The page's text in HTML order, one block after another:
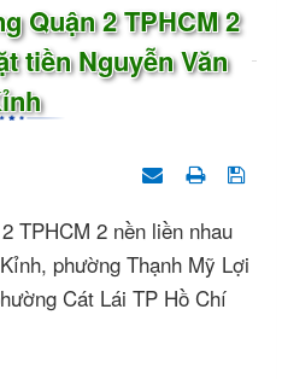
Quận 2 TPHCM 2
tiền Nguyễn Văn
TPHCM 2 nền liền nhau
phường Thạnh Mỹ Lợi
Cát Lái TP Hồ Chí